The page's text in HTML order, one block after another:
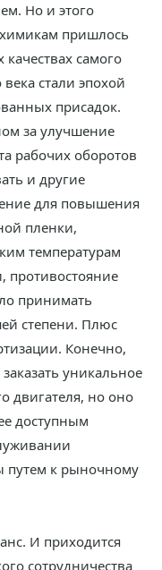
Но и этого
пришлось
самого
стали эпохой
присадок.
за улучшение
рабочих оборотов
и другие
для повышения
пленки,
температурам
противостояние
принимать
степени. Плюс
Конечно,
уникальное
двигателя, но оно
доступным
путем к рыночному
И приходится
сотрудничества